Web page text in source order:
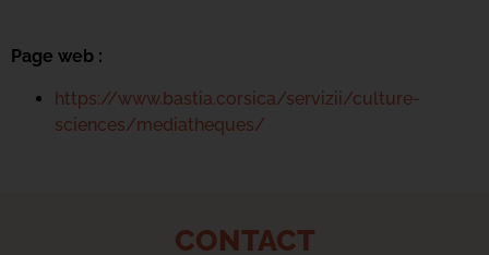
Page web :
https://www.bastia.corsica/servizii/culture-
sciences/mediatheques/
CONTACT